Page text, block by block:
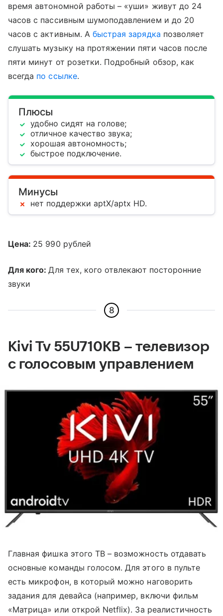
время автономной работы – «уши» живут до 24
часов с пассивным шумоподавлением и до 20
часов с активным. А быстрая зарядка позволяет
слушать музыку на протяжении пяти часов после
пяти минут от розетки. Подробный обзор, как
всегда по ссылке.
Плюсы
удобно сидят на голове;
отличное качество звука;
хорошая автономность;
быстрое подключение.
Минусы
нет поддержки aptX/aptx HD.
Цена: 25 990 рублей
Для кого:Для тех, кого отвлекают посторонние
звуки
8
Kivi Tv 55U710KB – телевизор
с голосовым управлением
Главная фишка этого ТВ – возможность отдавать
основные команды голосом. Для этого в пульте
есть микрофон, в который можно наговорить
задания для девайса (например, включи фильм
«Матрица» или открой Netflix). За реалистичность